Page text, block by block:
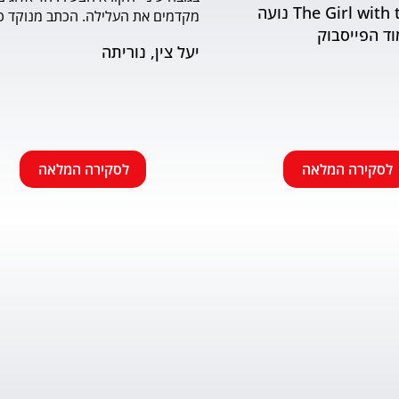
The Girl with the Book נועה
הפייסבוק
לסקירה המלאה
יעל צין, נוריתה
לסקירה המלאה